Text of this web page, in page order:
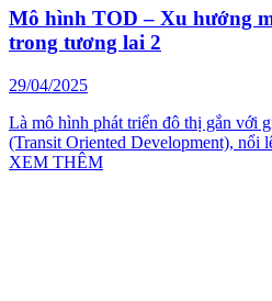
Mô hình TOD – Xu hướng
trong tương lai 2
29/04/2025
Là mô hình phát triển đô thị gắn với
(Transit Oriented Development), nổi
XEM THÊM